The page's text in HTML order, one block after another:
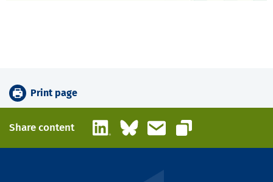
Print page
Share content LinkedInBlueskyEmail
Copy link